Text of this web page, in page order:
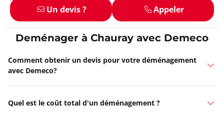
Un devis ? Appeler
Deménager à Chauray avec Demeco
Comment obtenir un devis pour votre déménagement
avec Demeco?
Quel est le coût total d'un déménagement ?